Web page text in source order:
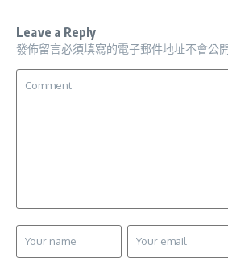
Leave a Reply
發佈留言必須填寫的電子郵件地址不會公